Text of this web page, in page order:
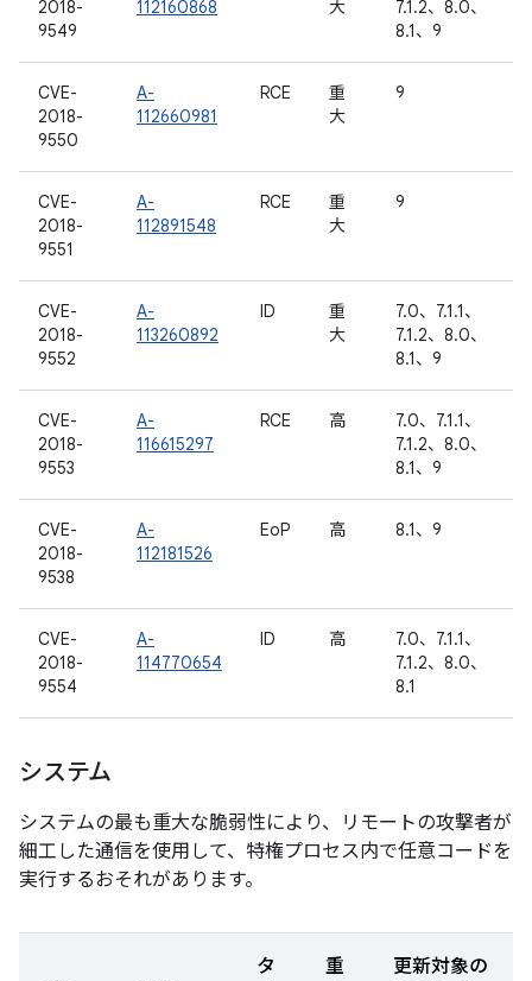
2018-
9549
112160868 大
7.1.2、8.0、
8.1、9
CVE-
2018-
9550
A-
112660981
RCE
重
大
9
CVE-
2018-
9551
A-
112891548
RCE
重
大
9
CVE-
2018-
9552
A-
113260892
ID
重
大
7.0、7.1.1、
7.1.2、8.0、
8.1、9
CVE-
2018-
9553
A-
116615297
RCE 高
7.0、7.1.1、
7.1.2、8.0、
8.1、9
CVE-
2018-
9538
A-
112181526
EoP 高 8.1、9
CVE-
2018-
9554
A-
114770654
ID 高
7.0、7.1.1、
7.1.2、8.0、
8.1
システム
システムの最も重大な脆弱性により、リモートの攻撃者が
細工した通信を使用して、特権プロセス内で任意コードを
実行するおそれがあります。
タ
重
更新対象の